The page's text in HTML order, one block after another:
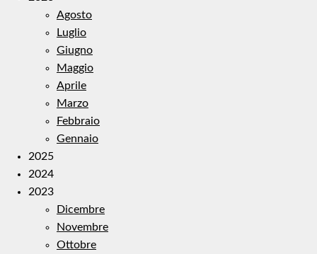
Agosto
Luglio
Giugno
Maggio
Aprile
Marzo
Febbraio
Gennaio
2025
2024
2023
Dicembre
Novembre
Ottobre